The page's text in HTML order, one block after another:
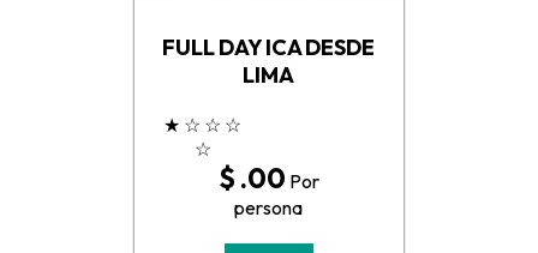
FULL DAY ICA DESDE
LIMA
★ ☆ ☆ ☆
☆
$ .00 Por
persona